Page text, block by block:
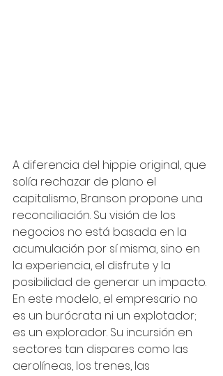
A diferencia del hippie original, que
solía rechazar de plano el
capitalismo, Branson propone una
reconciliación. Su visión de los
negocios no está basada en la
acumulación por sí misma, sino en
la experiencia, el disfrute y la
posibilidad de generar un impacto.
En este modelo, el empresario no
es un burócrata ni un explotador;
es un explorador. Su incursión en
sectores tan dispares como las
aerolíneas, los trenes, las